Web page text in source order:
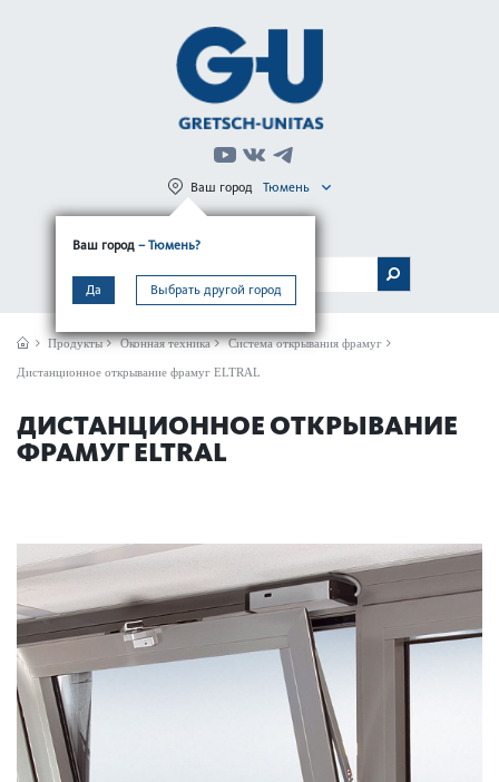
Ваш город – Тюмень?
Да Выбрать другой город
Ваш город Тюмень
МЕНЮ
Продукты Оконная техника Система открывания фрамуг
Дистанционное открывание фрамуг ELTRAL
ДИСТАНЦИОННОЕ ОТКРЫВАНИЕ
ФРАМУГ ELTRAL